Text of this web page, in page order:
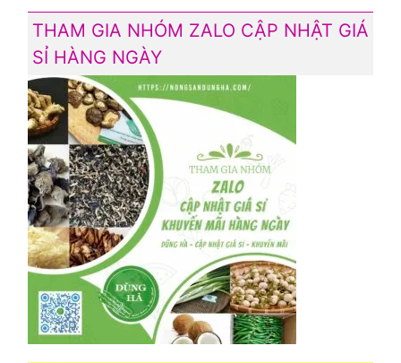
THAM GIA NHÓM ZALO CẬP NHẬT GIÁ
SỈ HÀNG NGÀY